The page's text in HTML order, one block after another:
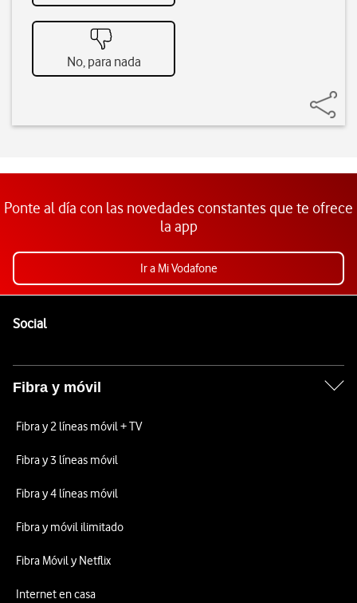
No, para nada
Ponte al día con las novedades constantes que te ofrece
la app
Ir a Mi Vodafone
SocialEnlaces a las redes sociales de Vodafone
Fibra y móvil
Fibra y 2 líneas móvil + TV
Fibra y 3 líneas móvil
Fibra y 4 líneas móvil
Fibra y móvil ilimitado
Fibra Móvil y Netflix
Internet en casa